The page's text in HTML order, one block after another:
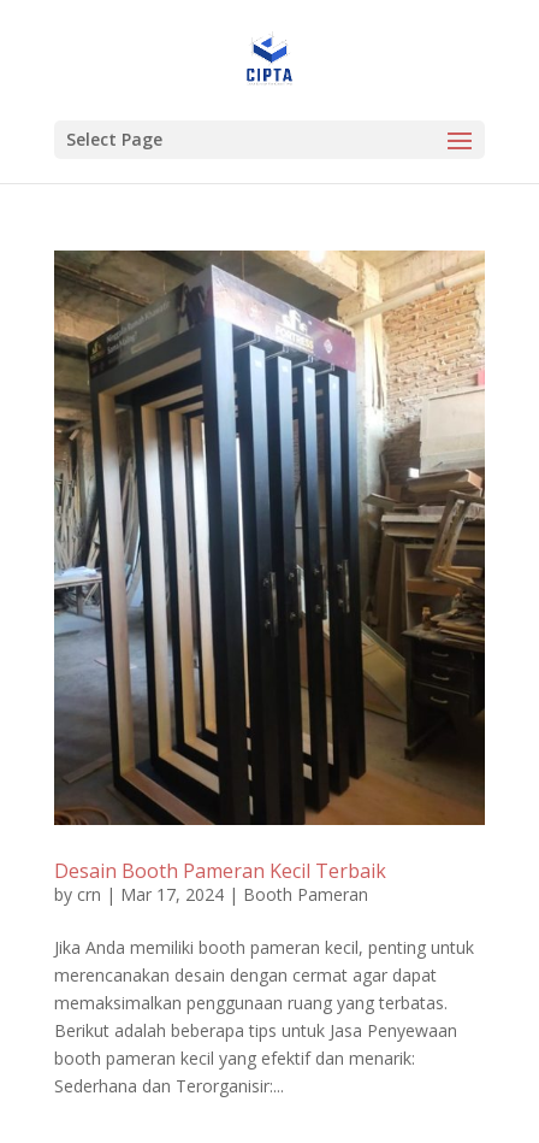
Select Page
Desain Booth Pameran Kecil Terbaik
by crn | Mar 17, 2024| Booth Pameran
Jika Anda memiliki booth pameran kecil, penting untuk
merencanakan desain dengan cermat agar dapat
memaksimalkan penggunaan ruang yang terbatas.
Berikut adalah beberapa tips untuk Jasa Penyewaan
booth pameran kecil yang efektif dan menarik:
Sederhana dan Terorganisir:...